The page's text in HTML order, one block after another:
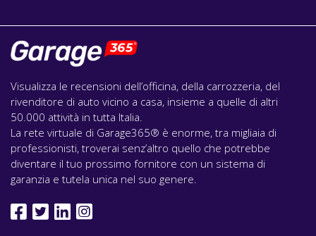
Visualizza le recensioni dell’officina, della carrozzeria, del
rivenditore di auto vicino a casa, insieme a quelle di altri
50.000 attività in tutta Italia.
La rete virtuale di Garage365® è enorme, tra migliaia di
professionisti, troverai senz’altro quello che potrebbe
diventare il tuo prossimo fornitore con un sistema di
garanzia e tutela unica nel suo genere.